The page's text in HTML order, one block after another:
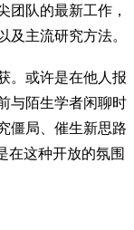
团队的最新工作，
及主流研究方法。
。或许是在他人报
与陌生学者闲聊时
僵局、催生新思路
在这种开放的氛围